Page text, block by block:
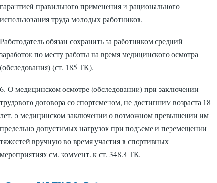
гарантией правильного применения и рационального
использования труда молодых работников.
Работодатель обязан сохранить за работником средний
заработок по месту работы на время медицинского осмотра
(обследования) (ст. 185 ТК).
6. О медицинском осмотре (обследовании) при заключении
трудового договора со спортсменом, не достигшим возраста 18
лет, о медицинском заключении о возможном превышении им
предельно допустимых нагрузок при подъеме и перемещении
тяжестей вручную во время участия в спортивных
мероприятиях см. коммент. к ст. 348.8 ТК.